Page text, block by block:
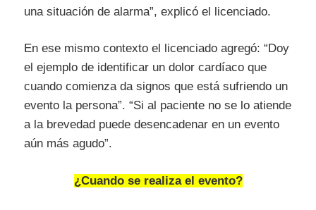
una situación de alarma”, explicó el licenciado.
En ese mismo contexto el licenciado agregó: “Doy
el ejemplo de identificar un dolor cardíaco que
cuando comienza da signos que está sufriendo un
evento la persona”. “Si al paciente no se lo atiende
a la brevedad puede desencadenar en un evento
aún más agudo”.
¿Cuando se realiza el evento?